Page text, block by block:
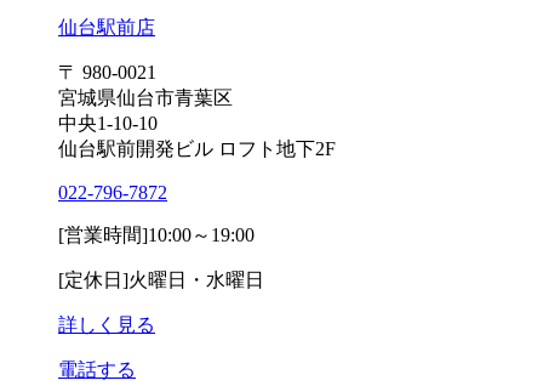
仙台駅前店
〒 980-0021
宮城県仙台市青葉区
中央1-10-10
仙台駅前開発ビル ロフト地下2F
022-796-7872
[営業時間]10:00～19:00
[定休日]火曜日・水曜日
詳しく見る
電話する